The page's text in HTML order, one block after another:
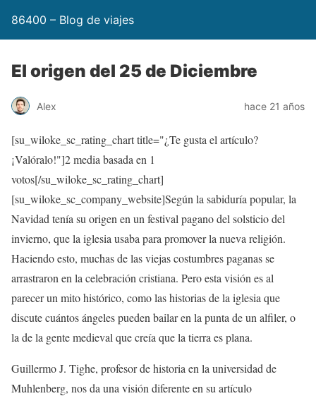
86400 – Blog de viajes
El origen del 25 de Diciembre
Alex hace 21 años
[su_wiloke_sc_rating_chart title="¿Te gusta el artículo?
¡Valóralo!"]2media basada en 1
votos[/su_wiloke_sc_rating_chart]
[su_wiloke_sc_company_website]Según la sabiduría popular, la
Navidad tenía su origen en un festival pagano del solsticio del
invierno, que la iglesia usaba para promover la nueva religión.
Haciendo esto, muchas de las viejas costumbres paganas se
arrastraron en la celebración cristiana. Pero esta visión es al
parecer un mito histórico, como las historias de la iglesia que
discute cuántos ángeles pueden bailar en la punta de un alfiler, o
la de la gente medieval que creía que la tierra es plana.
Guillermo J. Tighe, profesor de historia en la universidad de
Muhlenberg, nos da una visión diferente en su artículo